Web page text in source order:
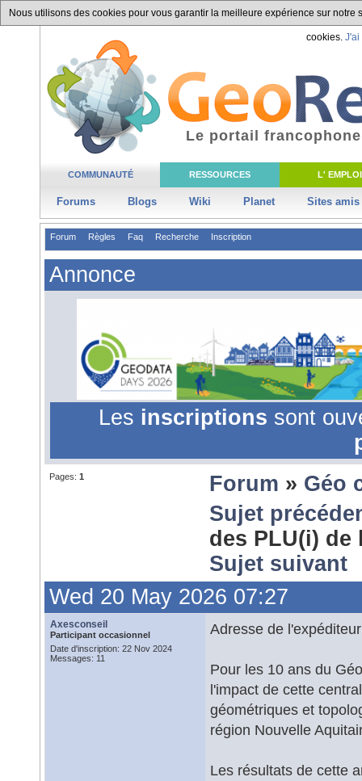
Nous utilisons des cookies pour vous garantir la meilleure expérience sur
cookies. J'ai
COMMUNAUTÉ RESSOURCES L' EMPLOI
Forums Blogs Wiki Planet Sites amis
Le portail
Forum Règles Faq Recherche Inscription
Annonce
Les inscriptions sont
Pages: 1 Forum » Géo
Sujet
des PLU(i)
Sujet suivant
Wed 20 May 2026 07:27
Axesconseil
Participant occasionnel
Date d'inscription: 22 Nov 2024
Messages: 11
Adresse de
Pour les 10 ans du
l'impact de cette
géométriques et
région Nouvelle
Les résultats de cette